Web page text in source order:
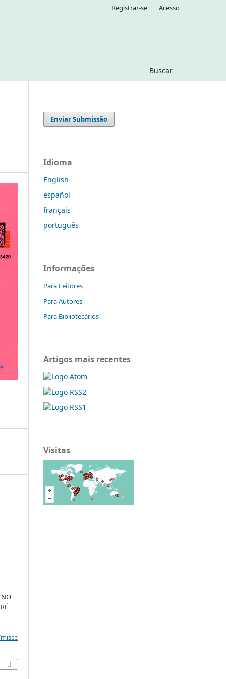
Buscar
Registrar-se Acesso
NO
Enviar Submissão
Idioma
English
español
français
português
Informações
Para Leitores
Para Autores
Para Bibliotecários
Artigos mais recentes
Visitas